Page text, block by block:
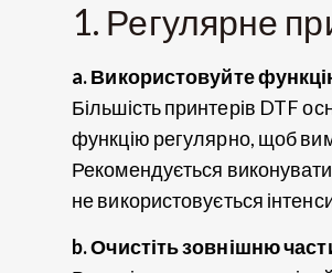
1. Регулярне
a. Використовуйте
Більшість принтерів DTF
функцію регулярно, щоб
Рекомендується
не використовується
b. Очистіть зовнішню